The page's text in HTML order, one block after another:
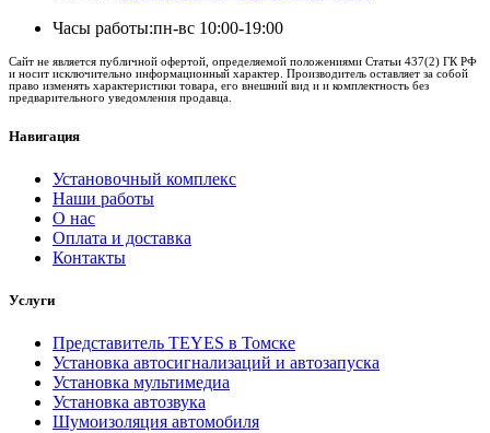
Часы работы:пн-вс 10:00-19:00
Сайт не является публичной офертой, определяемой положениями Статьи 437(2) ГК РФ
и носит исключительно информационный характер. Производитель оставляет за собой
право изменять характеристики товара, его внешний вид и и комплектность без
предварительного уведомления продавца.
Навигация
Установочный комплекс
Наши работы
О нас
Оплата и доставка
Контакты
Услуги
Представитель TEYES в Томске
Установка автосигнализаций и автозапуска
Установка мультимедиа
Установка автозвука
Шумоизоляция автомобиля